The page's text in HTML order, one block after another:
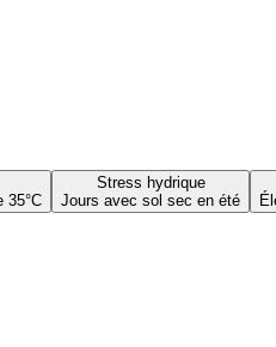
35°C
Stress hydrique
Jours avec sol sec en été